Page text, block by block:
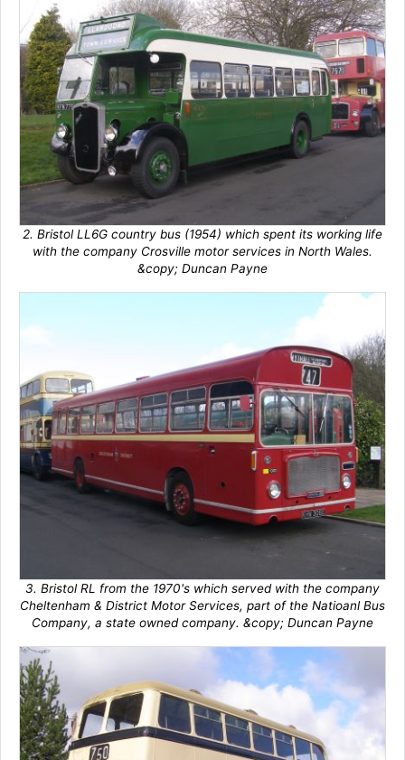
2. Bristol LL6G country bus (1954) which spent its working life
with the company Crosville motor services in North Wales.
&copy; Duncan Payne
3. Bristol RL from the 1970's which served with the company
Cheltenham & District Motor Services, part of the Natioanl Bus
Company, a state owned company. &copy; Duncan Payne